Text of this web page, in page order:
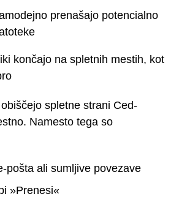
prenašajo potencialno
končajo na spletnih mestih, kot
spletne strani Ced-
Namesto tega so
pošta ali sumljive povezave
»Prenesi«